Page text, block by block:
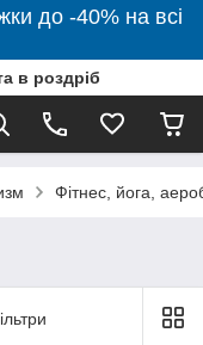
до -40% на всі
в роздріб
Фітнес, йога,